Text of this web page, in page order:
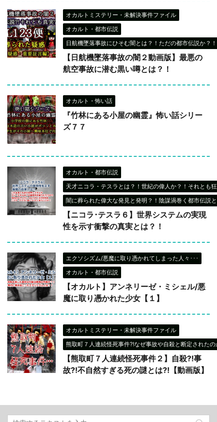
オカルトミステリー・未解決事件ファイル
オカルト・都市伝説
日航機墜落事故にひそむ闇とは？！ただの都市伝説か？
【日航機墜落事故の闇２動画版】最悪の
航空事故に潜む黒い噂とは？！
オカルト・怖い話
『竹林にある小屋の幽霊』怖い話シリー
ズ７７
オカルト・都市伝説
天才ニコラ・テスラとは？！世紀の偉人か？！それとも
闇に葬られた偉大な発見と発明？！陰謀渦巻く都市伝説
【ニコラ･テスラ６】世界システムの実現
性を示す衝撃の真実とは？！
エクソシズム/悪魔に取り憑かれてしまった人々･･･
オカルト・都市伝説
【オカルト】アンネリーゼ・ミシェル/悪
魔に取り憑かれた少女【１】
オカルトミステリー・未解決事件ファイル
熊取町７人連続怪死事件?!なぜ事故や自殺と断定された
【熊取町７人連続怪死事件２】自殺?!事
故?!不自然すぎる死の謎とは?!【動画版】